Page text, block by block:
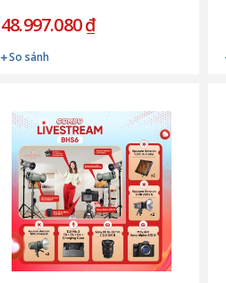
48.997.080 ₫
So sánh